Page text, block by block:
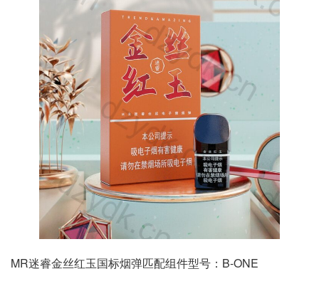
MR迷睿金丝红玉国标烟弹匹配组件型号：B-ONE